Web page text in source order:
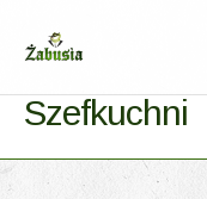
Szefkuchni